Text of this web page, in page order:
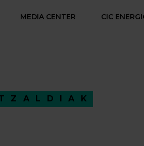
MEDIA CENTER CIC